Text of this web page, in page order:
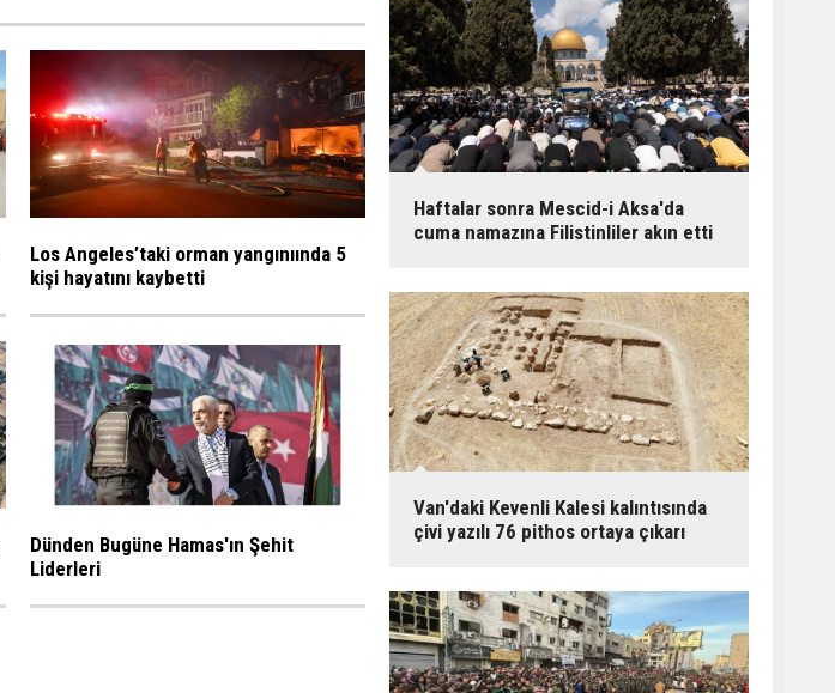
Los Angeles’taki orman yangınıında 5
kişi hayatını kaybetti
Dünden Bugüne Hamas'ın Şehit
Liderleri
Haftalar sonra Mescid-i Aksa'da
cuma namazına Filistinliler akın etti
Van'daki Kevenli Kalesi kalıntısında
çivi yazılı 76 pithos ortaya çıkarı